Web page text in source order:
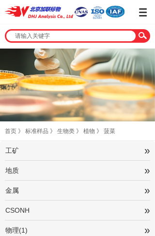
首页 》 标准样品 》 生物类 》 植物 》 菠菜
工矿 »
地质 »
金属 »
CSONH »
物理(1) »